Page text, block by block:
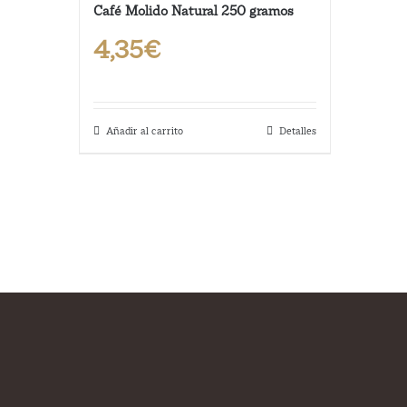
Café Molido Natural 250 gramos
4,35€
Añadir al carrito Detalles